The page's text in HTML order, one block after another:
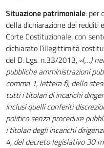
Situazione patrimoniale: per
della dichiarazione dei redditi
Corte Costituzionale, con
dichiarato l’illegittimità
del D. Lgs. n.33/2013, «(…)
pubbliche amministrazioni
comma 1, lettera f), dello
tutti i titolari di incarichi
inclusi quelli conferiti
politico senza procedure
i titolari degli incarichi
4, del decreto legislativo 30